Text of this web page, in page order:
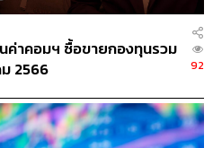
ค่าคอมฯ ซื้อขายกองทุนรวม
2566
92